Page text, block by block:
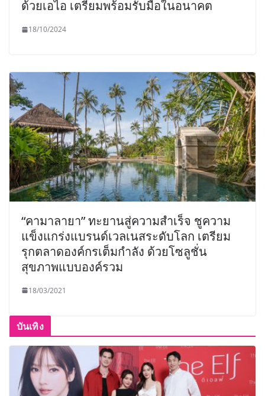
ด้วยเอไอ เตรียมพร้อมรับมือในอนาคต
18/10/2024
“คามาลายา” ทะยานสู่ความสำเร็จ ชูความ
แข็งแกร่งแบรนด์เวลเนสระดับโลก เตรียม
รุกตลาดองค์กรเต็มกำลัง ด้วยโซลูชั่น
สุขภาพแบบองค์รวม
18/03/2021
บันเทิง